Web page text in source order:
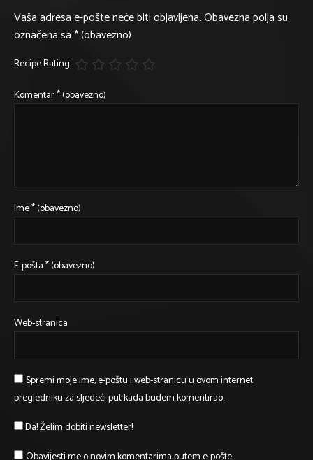
Vaša adresa e-pošte neće biti objavljena.Obavezna polja su
označena sa* (obavezno)
Recipe Rating
Komentar* (obavezno)
Ime* (obavezno)
E-pošta* (obavezno)
Web-stranica
Spremi moje ime, e-poštu i web-stranicu u ovom internet
pregledniku za sljedeći put kada budem komentirao.
Da! Želim dobiti newsletter!